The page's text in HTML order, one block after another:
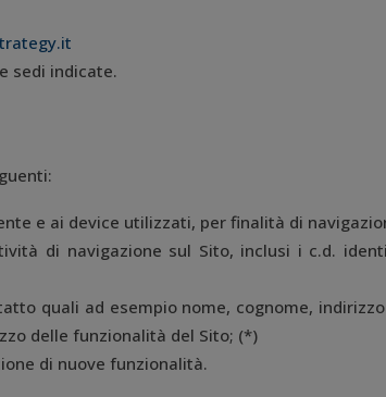
sedi indicate.
e ai device utilizzati, per finalità di
di navigazione sul Sito, inclusi i c.d.
quali ad esempio nome, cognome,
delle funzionalità del Sito; (*)
di nuove funzionalità.